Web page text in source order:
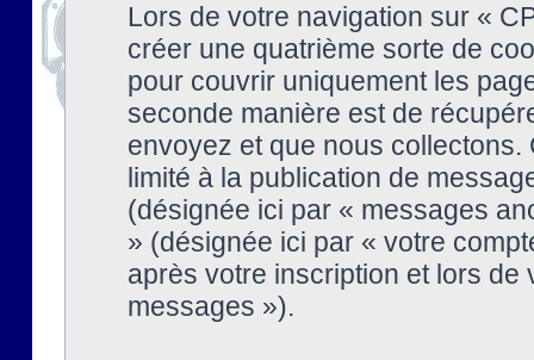
Lors de votre navigation sur «
créer une quatrième sorte de
pour couvrir uniquement les
seconde manière est de
envoyez et que nous collectons.
limité à la publication de
(désignée ici par « messages
» (désignée ici par « votre
après votre inscription et lors
messages »).